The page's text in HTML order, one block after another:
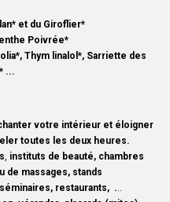
et du Giroflier*
Poivrée*
Thym linalol*, Sarriette des
...
votre intérieur et éloigner
toutes les deux heures.
, instituts de beauté, chambres
de massages, stands
restaurants, ...